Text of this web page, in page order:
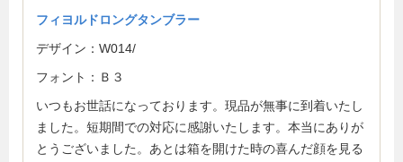
フィヨルドロングタンブラー
デザイン：W014/
フォント：Ｂ３
いつもお世話になっております。現品が無事に到着いたし
ました。短期間での対応に感謝いたします。本当にありが
とうございました。あとは箱を開けた時の喜んだ顔を見る